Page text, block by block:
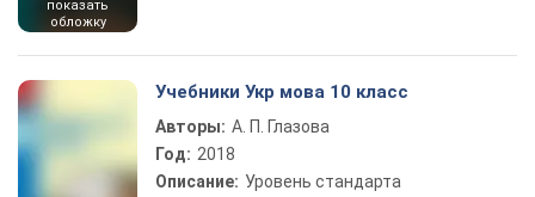
показать
обложку
Учебники Укр мова 10 класс
Авторы: А. П. Глазова
Год: 2018
Описание: Уровень стандарта